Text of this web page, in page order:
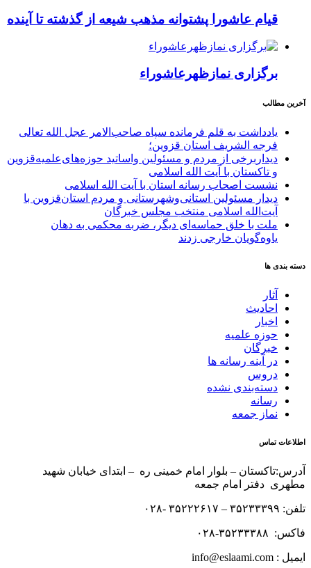
قیام عاشورا پشتوانه مذهب شیعه از گذشته تا آینده
برگزاری نمازظهرعاشوراء
آخرین مطالب
یادداشت به قلم فرمانده سپاه صاحب‌الامر عجل الله تعالی
فرجه الشریف استان قزوین؛
دیداربرخی از مردم و مسئولین واساتید حوزه‌های‌علمیه‌قزوین
و تاکستان با آیت الله اسلامی
نشست اصحاب رسانه استان با آیت الله اسلامی
دیدار مسئولین استانی‌وشهرستانی و مردم‌ استان‌قزوین با
آیت‌الله‌ اسلامی منتخب مجلس‌ خبرگان
ملت با خلق حماسه‌ای دیگر، ضربه محکمی به دهان
یاوه‌گویان خارجی زدند
دسته بندی ها
آثار
احادیث
اخبار
حوزه علمیه
خبرگان
در آینه رسانه ها
دروس
دسته‌بندی نشده
رسانه
نماز جمعه
اطلاعات تماس
آدرس:تاکستان – بلوار امام خمینی ره – ابتدای خیابان شهید
مطهری دفتر امام جمعه
تلفن: ۳۵۲۳۳۳۹۹ – ۳۵۲۲۲۶۱۷ -۰۲۸
فاکس: ۳۵۲۳۳۳۸۸-۰۲۸
ایمیل : info@eslaami.com